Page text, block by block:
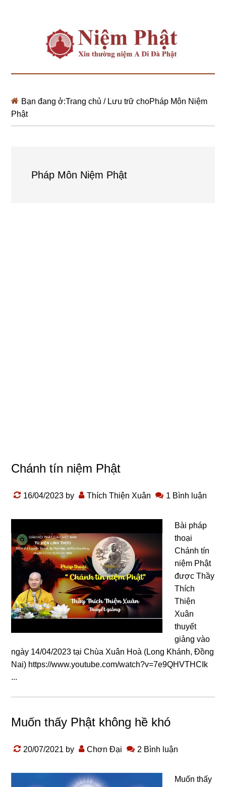
Bạn đang ở:Trang chủ /Lưu trữ choPháp Môn Niệm
Phật
Pháp Môn Niệm Phật
Chánh tín niệm Phật
16/04/2023 by Thích Thiện Xuân 1 Bình luận
Bài pháp
thoại
Chánh tín
niệm Phật
được Thầy
Thích
Thiện
Xuân
thuyết
giảng vào
ngày 14/04/2023 tại Chùa Xuân Hoà (Long Khánh, Đồng
Nai) https://www.youtube.com/watch?v=7e9QHVTHCIk
...
Muốn thấy Phật không hề khó
20/07/2021 by Chơn Đại 2 Bình luận
Muốn thấy